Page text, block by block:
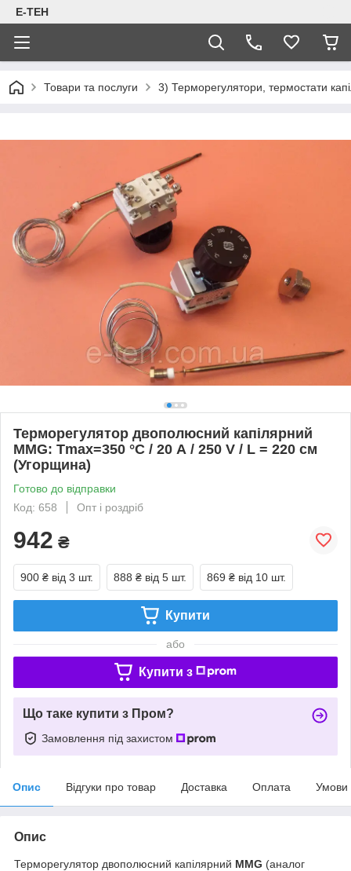
Е-ТЕН
Товари та послуги 3) Терморегулятори, термостати
Терморегулятор двополюсний капілярний
MMG: Tmax=350 °C / 20 А / 250 V / L = 220 см
(Угорщина)
Готово до відправки
Код: 658
Опт і роздріб
942 ₴
900 ₴ від 3 шт. 888 ₴ від 5 шт. 869 ₴ від 10 шт.
Купити
або
Купити з
Що таке купити з Пром?
Замовлення під захистом
Опис Відгуки про товар Доставка Оплата Умови
Опис
Терморегулятор двополюсний капілярний MMG (аналог